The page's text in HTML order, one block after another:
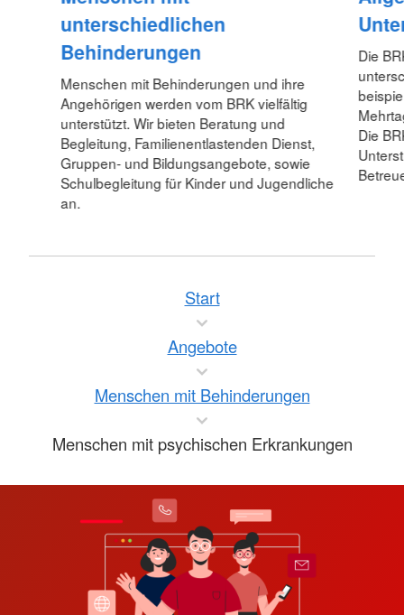
unterschiedlichen
Behinderungen
Menschen mit Behinderungen und ihre
Angehörigen werden vom BRK vielfältig
unterstützt. Wir bieten Beratung und
Begleitung, Familienentlastenden Dienst,
Gruppen- und Bildungsangebote, sowie
Schulbegleitung für Kinder und Jugendliche
an.
Die
Die
Start
Angebote
Menschen mit Behinderungen
Menschen mit psychischen Erkrankungen